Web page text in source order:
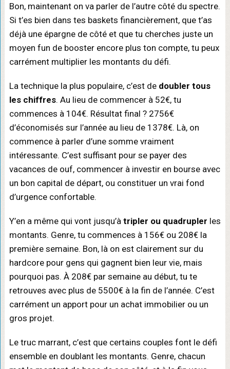
Bon, maintenant on va parler de l’autre côté du spectre.
Si t’es bien dans tes baskets financièrement, que t’as
déjà une épargne de côté et que tu cherches juste un
moyen fun de booster encore plus ton compte, tu peux
carrément multiplier les montants du défi.
La technique la plus populaire, c’est de doubler tous
les chiffres. Au lieu de commencer à 52€, tu
commences à 104€. Résultat final ? 2756€
d’économisés sur l’année au lieu de 1378€. Là, on
commence à parler d’une somme vraiment
intéressante. C’est suffisant pour se payer des
vacances de ouf, commencer à investir en bourse avec
un bon capital de départ, ou constituer un vrai fond
d’urgence confortable.
Y’en a même qui vont jusqu’à tripler ou quadrupler les
montants. Genre, tu commences à 156€ ou 208€ la
première semaine. Bon, là on est clairement sur du
hardcore pour gens qui gagnent bien leur vie, mais
pourquoi pas. À 208€ par semaine au début, tu te
retrouves avec plus de 5500€ à la fin de l’année. C’est
carrément un apport pour un achat immobilier ou un
gros projet.
Le truc marrant, c’est que certains couples font le défi
ensemble en doublant les montants. Genre, chacun